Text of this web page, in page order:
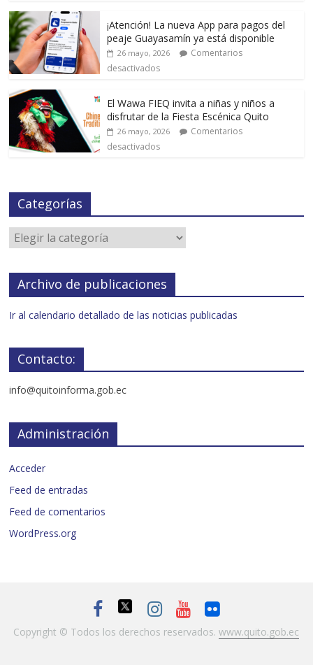
¡Atención! La nueva App para pagos del
peaje Guayasamín ya está disponible
26 mayo, 2026
Comentarios
desactivados
El Wawa FIEQ invita a niñas y niños a
disfrutar de la Fiesta Escénica Quito
26 mayo, 2026
Comentarios
desactivados
Categorías
Archivo de publicaciones
Ir al calendario detallado de las noticias publicadas
Contacto:
info@quitoinforma.gob.ec
Administración
Acceder
Feed de entradas
Feed de comentarios
WordPress.org
Copyright © Todos los derechos reservados.www.quito.gob.ec